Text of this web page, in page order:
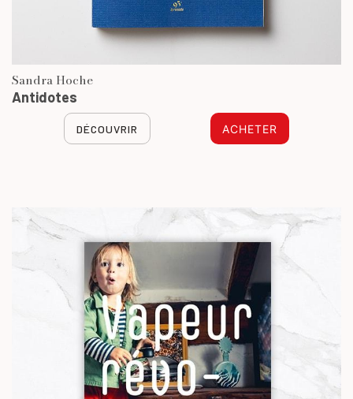
Sandra Hoche
Antidotes
DÉCOUVRIR ACHETER